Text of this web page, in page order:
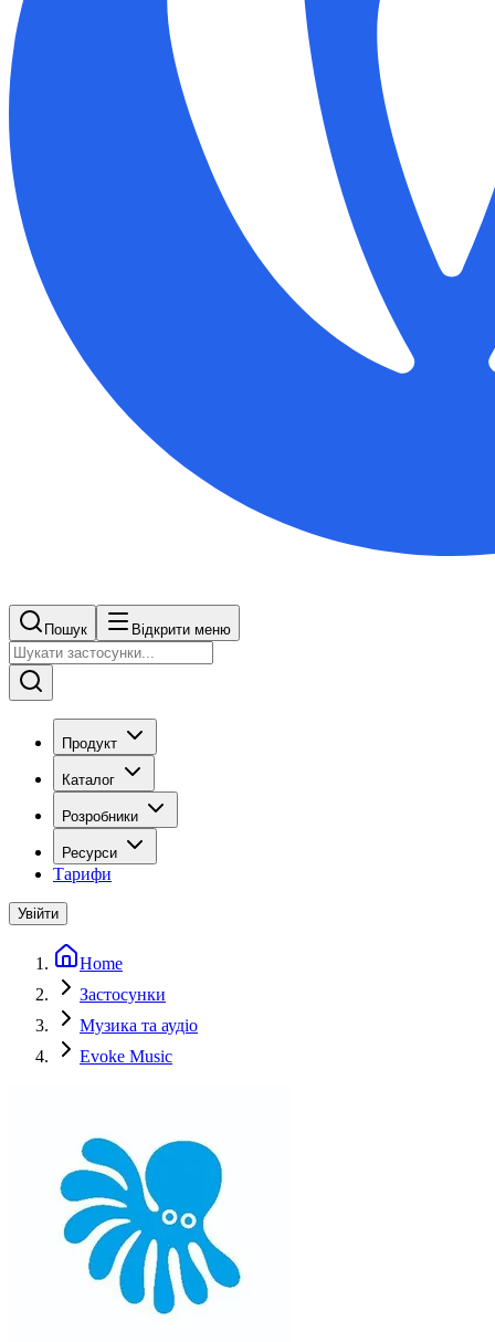
Пошук Відкрити меню
Продукт
Каталог
Розробники
Ресурси
Тарифи
Увійти
Home
Застосунки
Музика та аудіо
Evoke Music